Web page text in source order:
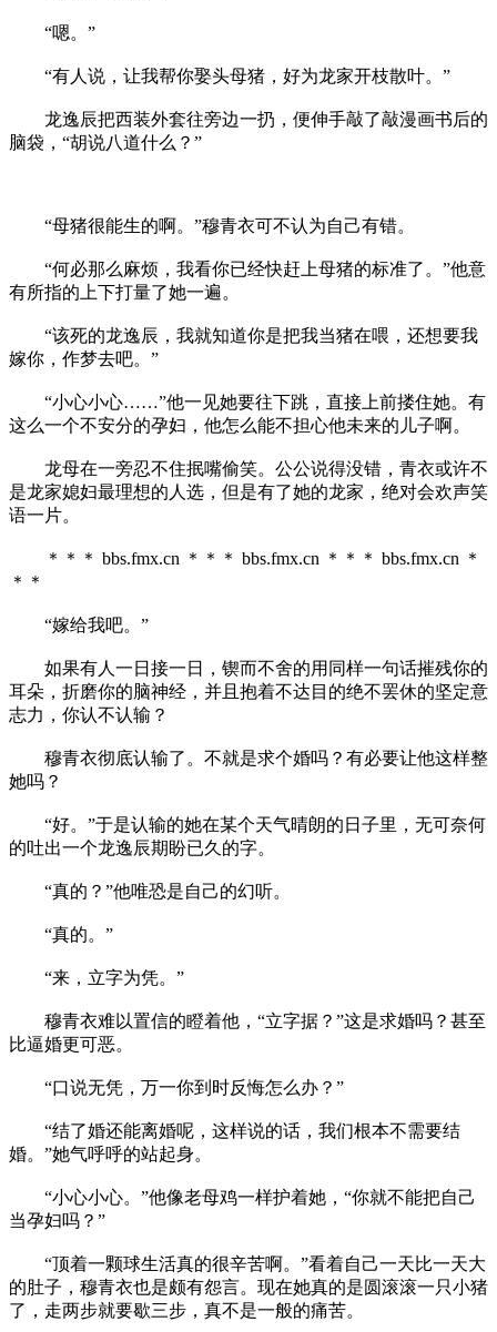
“嗯。”
“有人说，让我帮你娶头母猪，好为龙家开枝散叶。”
龙逸辰把西装外套往旁边一扔，便伸手敲了敲漫画书后的
脑袋，“胡说八道什么？”
“母猪很能生的啊。”穆青衣可不认为自己有错。
“何必那么麻烦，我看你已经快赶上母猪的标准了。”他意
有所指的上下打量了她一遍。
“该死的龙逸辰，我就知道你是把我当猪在喂，还想要我
嫁你，作梦去吧。”
“小心小心……”他一见她要往下跳，直接上前搂住她。有
这么一个不安分的孕妇，他怎么能不担心他未来的儿子啊。
龙母在一旁忍不住抿嘴偷笑。公公说得没错，青衣或许不
是龙家媳妇最理想的人选，但是有了她的龙家，绝对会欢声笑
语一片。
＊＊＊ bbs.fmx.cn ＊＊＊ bbs.fmx.cn ＊＊＊ bbs.fmx.cn ＊
＊＊
“嫁给我吧。”
如果有人一日接一日，锲而不舍的用同样一句话摧残你的
耳朵，折磨你的脑神经，并且抱着不达目的绝不罢休的坚定意
志力，你认不认输？
穆青衣彻底认输了。不就是求个婚吗？有必要让他这样整
她吗？
“好。”于是认输的她在某个天气晴朗的日子里，无可奈何
的吐出一个龙逸辰期盼已久的字。
“真的？”他唯恐是自己的幻听。
“真的。”
“来，立字为凭。”
穆青衣难以置信的瞪着他，“立字据？”这是求婚吗？甚至
比逼婚更可恶。
“口说无凭，万一你到时反悔怎么办？”
“结了婚还能离婚呢，这样说的话，我们根本不需要结
婚。”她气呼呼的站起身。
“小心小心。”他像老母鸡一样护着她，“你就不能把自己
当孕妇吗？”
“顶着一颗球生活真的很辛苦啊。”看着自己一天比一天大
的肚子，穆青衣也是颇有怨言。现在她真的是圆滚滚一只小猪
了，走两步就要歇三步，真不是一般的痛苦。